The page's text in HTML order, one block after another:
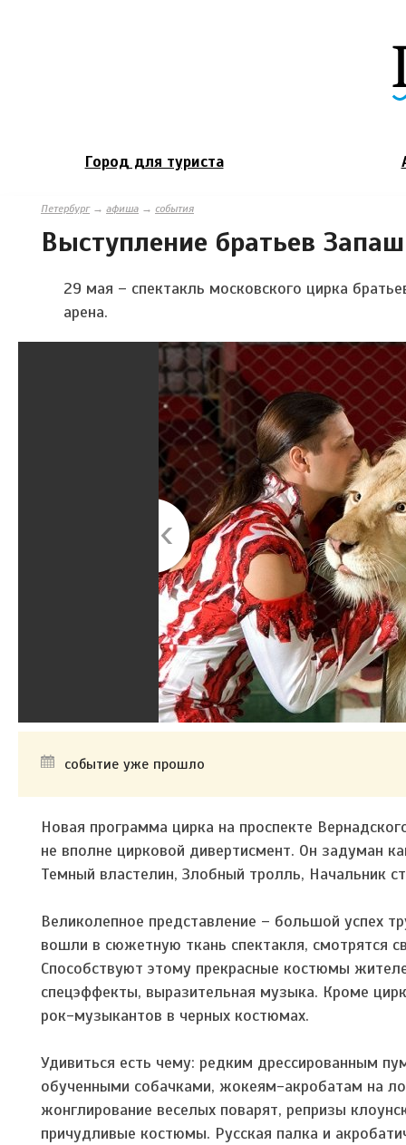
Город для туриста
Петербург→ афиша → события
Выступление братьев
29 мая – спектакль московского цирка
арена.
событие уже прошло
Новая программа цирка на проспекте
не вполне цирковой дивертисмент. Он задуман
Темный властелин, Злобный тролль, Начальник
Великолепное представление – большой успех
вошли в сюжетную ткань спектакля, смотрятся
Способствуют этому прекрасные костюмы
спецэффекты, выразительная музыка. Кроме
рок-музыкантов в черных костюмах.
Удивиться есть чему: редким дрессированным
обученными собачками, жокеям-акробатам на
жонглирование веселых поварят, репризы
причудливые костюмы. Русская палка и